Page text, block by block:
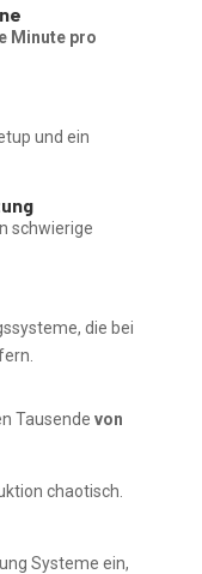
Minute pro
und ein
schwierige
die bei
Tausende von
chaotisch.
Systeme ein,